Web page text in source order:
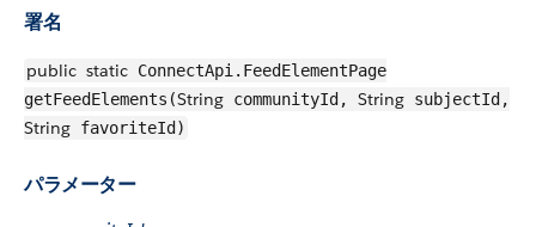
署名
public static ConnectApi.FeedElementPage
getFeedElements(String communityId, String subjectId,
String favoriteId)
パラメーター